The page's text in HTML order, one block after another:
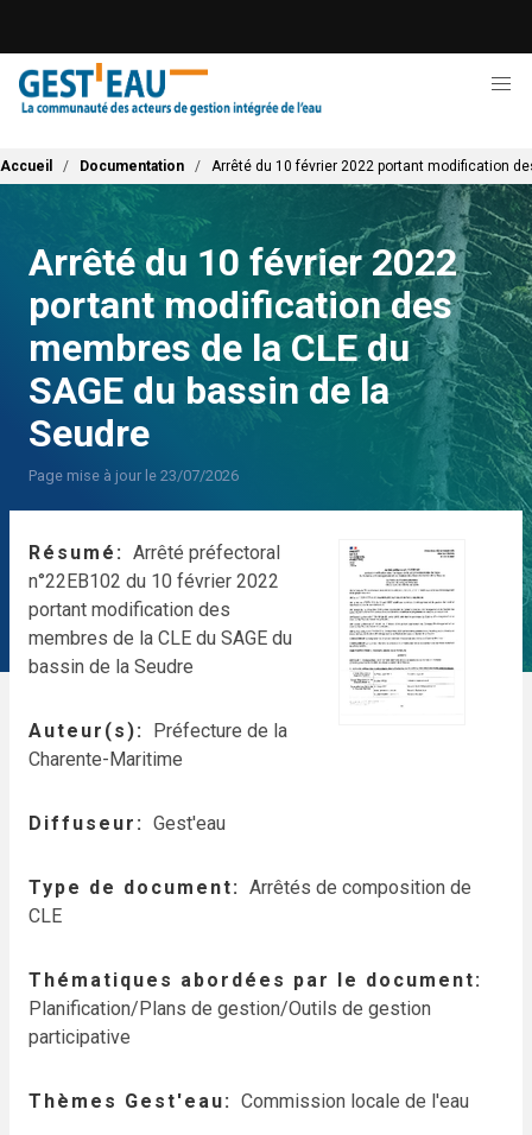
contenu
principal
Fil d'Ariane
Accueil Documentation Arrêté du 10 février 2022 portant modification
Arrêté du 10 février 2022
portant modification des
membres de la CLE du
SAGE du bassin de la
Seudre
Page mise à jour le 23/07/2026
Résumé
Arrêté préfectoral
n°22EB102 du 10 février 2022
portant modification des
membres de la CLE du SAGE du
bassin de la Seudre
Auteur(s)
Préfecture de la
Charente-Maritime
Diffuseur Gest'eau
Type de document
Arrêtés de composition de
CLE
Thématiques abordées par le document
Planification/Plans de gestion/Outils de gestion
participative
Thèmes Gest'eau Commission locale de l'eau